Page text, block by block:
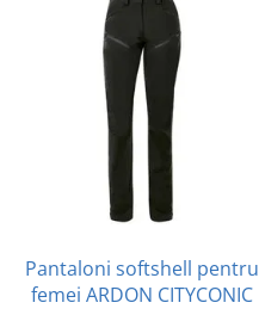
Pantaloni softshell pentru
femei ARDON CITYCONIC